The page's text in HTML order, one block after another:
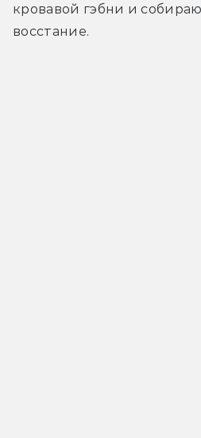
кровавой гэбни и
восстание.